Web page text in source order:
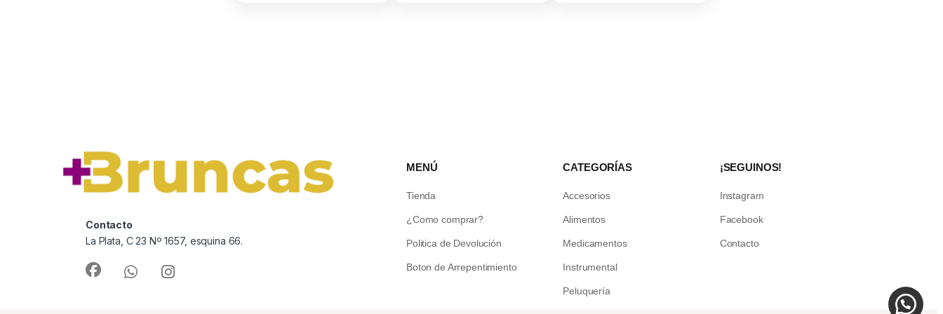
Contacto
La Plata, C 23 Nº 1657, esquina 66.
MENÚ
Tienda
¿Como comprar?
Politica de Devolución
Boton de Arrepentimiento
CATEGORÍAS
Accesorios
Alimentos
Medicamentos
Instrumental
Peluquería
¡SEGUINOS!
Instagram
Facebook
Contacto